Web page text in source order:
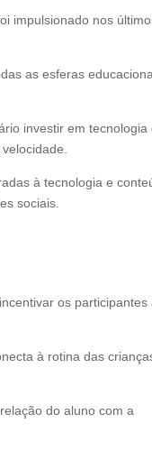
impulsionado nos
as esferas
investir em tecnologia
à tecnologia e
sociais.
os participantes
à rotina das
do aluno com a